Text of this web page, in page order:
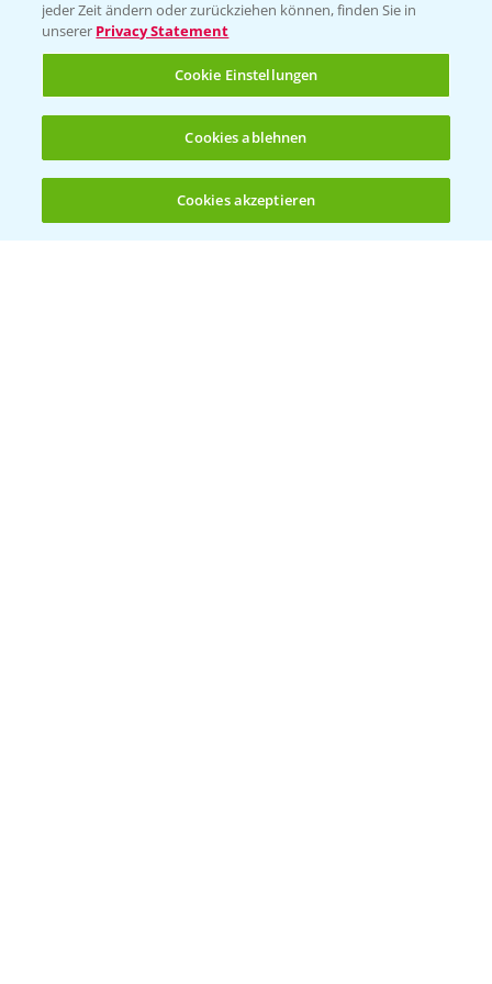
(noch 4)
Infos
LINKS
Apps
Wetter Aktuell
jeder Zeit ändern oder zurückziehen können, finden Sie in
unserer Privacy Statement
Cookie Einstellungen
Cookies ablehnen
Cookies akzeptieren